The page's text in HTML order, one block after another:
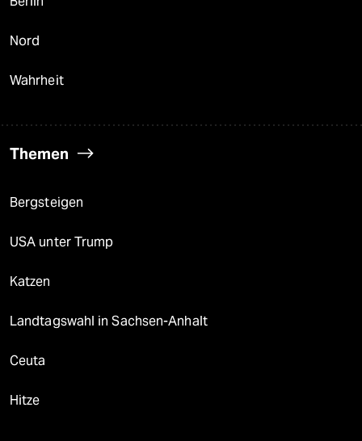
Nord
Wahrheit
Themen
Bergsteigen
USA unter Trump
Katzen
Landtagswahl in Sachsen-Anhalt
Ceuta
Hitze